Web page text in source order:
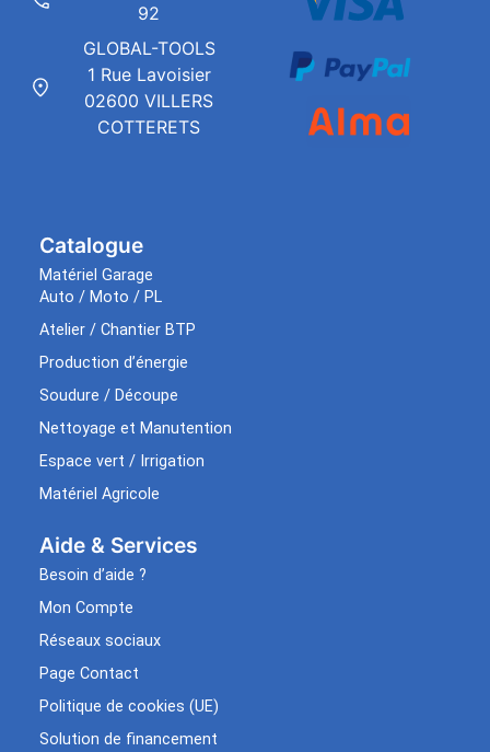
Catalogue
Matériel Garage
Auto / Moto / PL
Atelier / Chantier BTP
Production d’énergie
Soudure / Découpe
Nettoyage et Manutention
Espace vert / Irrigation
Matériel Agricole
Aide & Services​
Besoin d’aide ?
Mon Compte
Réseaux sociaux
Page Contact
Politique de cookies (UE)
Solution de financement
92
GLOBAL-TOOLS
1 Rue Lavoisier
02600 VILLERS
COTTERETS